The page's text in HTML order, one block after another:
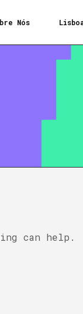
Nós
can help.